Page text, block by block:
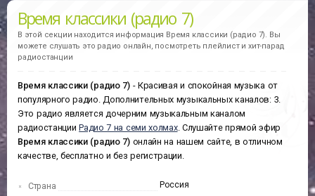
Время классики (радио 7)
В этой секции находится информация Время классики (радио 7). Вы
можете слушать это радио онлайн, посмотреть плейлист и хит-парад
радиостанции
Время классики (радио 7)- Красивая и спокойная музыка от
популярного радио. Дополнительных музыкальных каналов: 3.
Это радио является дочерним музыкальным каналом
радиостанцииРадио 7 на семи холмах. Слушайте прямой эфир
Время классики (радио 7) онлайн на нашем сайте, в отличном
качестве, бесплатно и без регистрации.
Страна
Россия